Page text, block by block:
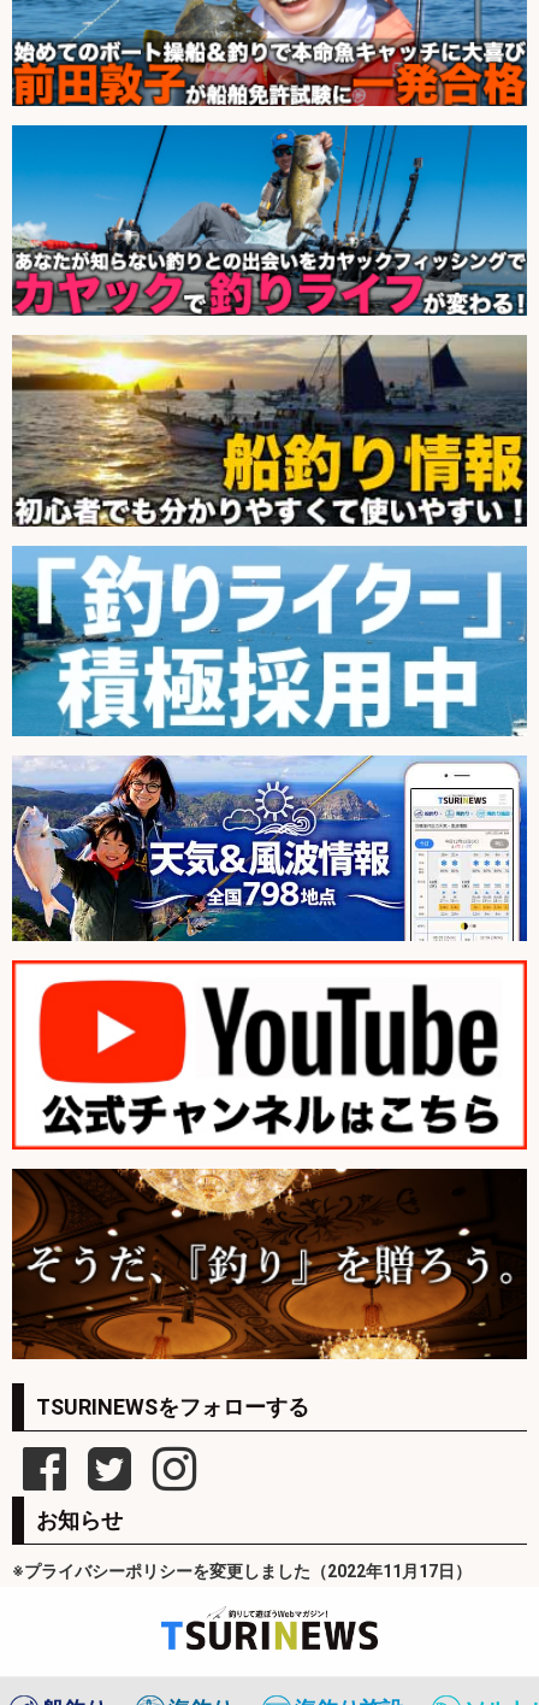
TSURINEWSをフォローする
お知らせ
※プライバシーポリシーを変更しました（2022年11月17日）